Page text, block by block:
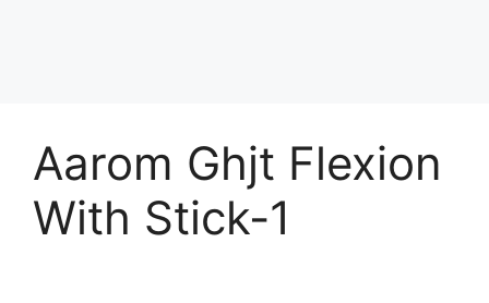
Aarom Ghjt Flexion
With Stick-1